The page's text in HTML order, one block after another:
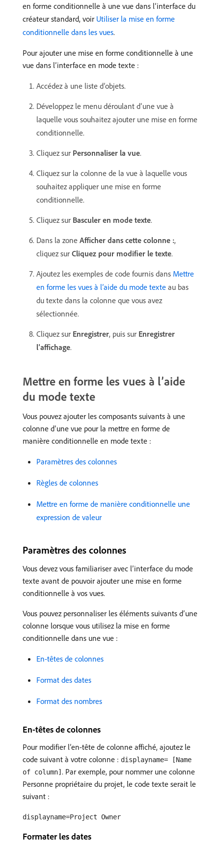
en forme conditionnelle à une vue dans l’interface du
créateur standard, voir Utiliser la mise en forme
conditionnelle dans les vues.
Pour ajouter une mise en forme conditionnelle à une
vue dans l’interface en mode texte :
Accédez à une liste d’objets.
Développez le menu déroulant d’une vue à
laquelle vous souhaitez ajouter une mise en forme
conditionnelle.
Cliquez sur Personnaliser la vue.
Cliquez sur la colonne de la vue à laquelle vous
souhaitez appliquer une mise en forme
conditionnelle.
Cliquez sur Basculer en mode texte.
Dans la zone Afficher dans cette colonne :,
cliquez sur Cliquez pour modifier le texte.
Ajoutez les exemples de code fournis dans Mettre
en forme les vues à l’aide du mode texte au bas
du texte dans la colonne que vous avez
sélectionnée.
Cliquez sur Enregistrer, puis sur Enregistrer
l’affichage.
Mettre en forme les vues à l’aide
du mode texte
Vous pouvez ajouter les composants suivants à une
colonne d’une vue pour la mettre en forme de
manière conditionnelle en mode texte :
Paramètres des colonnes
Règles de colonnes
Mettre en forme de manière conditionnelle une
expression de valeur
Paramètres des colonnes
Vous devez vous familiariser avec l’interface du mode
texte avant de pouvoir ajouter une mise en forme
conditionnelle à vos vues.
Vous pouvez personnaliser les éléments suivants d’une
colonne lorsque vous utilisez la mise en forme
conditionnelle dans une vue :
En-têtes de colonnes
Format des dates
Format des nombres
En-têtes de colonnes
Pour modifier l’en-tête de colonne affiché, ajoutez le
code suivant à votre colonne : displayname= [Name
of column] . Par exemple, pour nommer une colonne
Personne propriétaire du projet, le code texte serait le
suivant :
displayname=Project Owner
Formater les dates